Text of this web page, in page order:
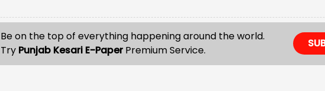
Be on the top of everything happening around the world.
Try Punjab Kesari E-PaperPremium Service.